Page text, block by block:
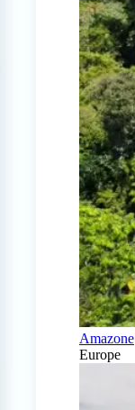
Amazone
Europe